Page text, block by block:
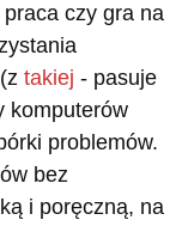
czy gra na
takiej - pasuje
komputerów
problemów.
bez
i poręczną, na